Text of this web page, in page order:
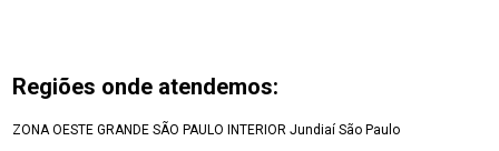
Regiões onde atendemos:
ZONA OESTE GRANDE SÃO PAULO INTERIOR Jundiaí São Paulo